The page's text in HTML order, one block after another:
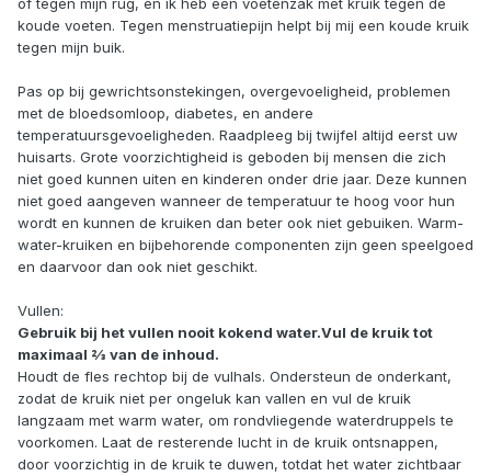
of tegen mijn rug, en ik heb een voetenzak met kruik tegen de
koude voeten. Tegen menstruatiepijn helpt bij mij een koude kruik
tegen mijn buik.
Pas op bij gewrichtsonstekingen, overgevoeligheid, problemen
met de bloedsomloop, diabetes, en andere
temperatuursgevoeligheden. Raadpleeg bij twijfel altijd eerst uw
huisarts. Grote voorzichtigheid is geboden bij mensen die zich
niet goed kunnen uiten en kinderen onder drie jaar. Deze kunnen
niet goed aangeven wanneer de temperatuur te hoog voor hun
wordt en kunnen de kruiken dan beter ook niet gebuiken. Warm-
water-kruiken en bijbehorende componenten zijn geen speelgoed
en daarvoor dan ook niet geschikt.
Vullen:
Gebruik bij het vullen nooit kokend water.Vul de kruik tot
maximaal 2⁄3 van de inhoud.
Houdt de fles rechtop bij de vulhals. Ondersteun de onderkant,
zodat de kruik niet per ongeluk kan vallen en vul de kruik
langzaam met warm water, om rondvliegende waterdruppels te
voorkomen. Laat de resterende lucht in de kruik ontsnappen,
door voorzichtig in de kruik te duwen, totdat het water zichtbaar